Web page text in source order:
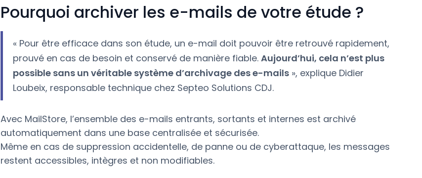
Pourquoi archiver les e-mails de votre étude ?
« Pour être efficace dans son étude, un e-mail doit pouvoir être retrouvé rapidement,
prouvé en cas de besoin et conservé de manière fiable. Aujourd’hui, cela n’est plus
possible sans un véritable système d’archivage des e-mails», explique Didier
Loubeix, responsable technique chez Septeo Solutions CDJ.
Avec MailStore, l’ensemble des e-mails entrants, sortants et internes est archivé
automatiquement dans une base centralisée et sécurisée.
Même en cas de suppression accidentelle, de panne ou de cyberattaque, les messages
restent accessibles, intègres et non modifiables.